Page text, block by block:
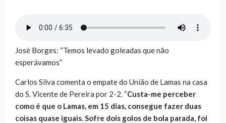
José Borges: “Temos levado goleadas que não
esperávamos”
Carlos Silva comenta o empate do União de Lamas na casa
do S. Vicente de Pereira por 2-2. “Custa-me perceber
como é que o Lamas, em 15 dias, consegue fazer duas
coisas quase iguais. Sofre dois golos de bola parada, foi